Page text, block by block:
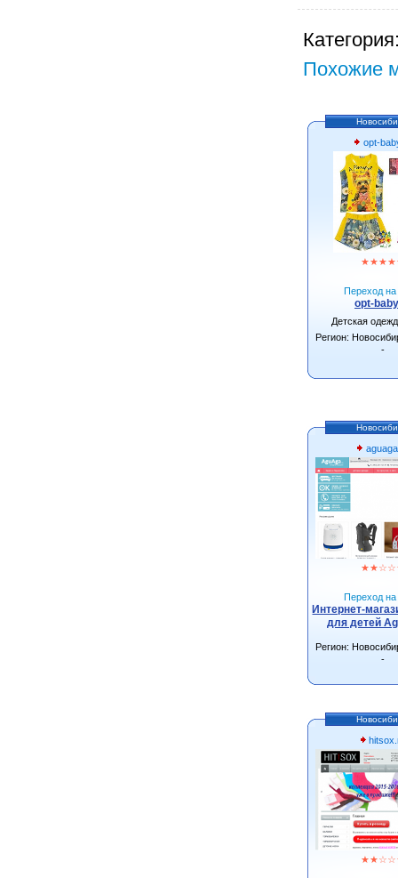
Похожие
opt-
★★★★
Переход на
opt-
Детская
Регион:
-
★★☆☆
Переход на
Интернет-
для детей
Регион:
-
★★☆☆